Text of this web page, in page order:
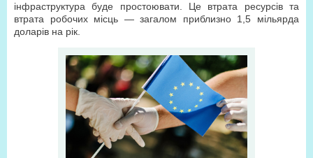
інфраструктура буде простоювати. Це втрата ресурсів та
втрата робочих місць — загалом приблизно 1,5 мільярда
доларів на рік.